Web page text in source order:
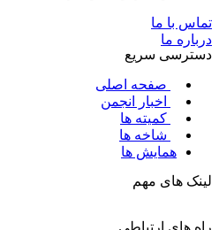
تماس با ما
درباره ما
دسترسی سریع
صفحه اصلی
اخبار انجمن
کمیته ها
شاخه ها
همایش ها
لینک های مهم
راه های ارتباطی